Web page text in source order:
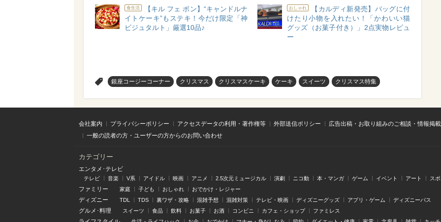
食生活
【キル フェ ボン】“キャンドルナ
イトケーキ”もステキ！今だけ限定「神
ビジュタルト」厳選10品♪
おしゃれ
【カルディ新発売】バッグに付
けたり小物を入れたい！「かわいい猫
グッズ（お菓子付き）」2点実物レビュ
ー
銀座コージーコーナー クリスマス クリスマスケーキ ケーキ スイーツ クリスマス特集
会社案内 プライバシーポリシー アクセスデータの利用・著作権等 外部送信ポリシー
広告出稿・お取り組みのご相談・情報掲
一般の読者の方・ユーザーの方からのお問い合わせ
カテゴリー
エンタメ･テレビ
テレビ 音楽 V系 アイドル 映画 アニメ 2.5次元ミュージカル 演劇 ニコ動 本・マンガ ゲーム イベント アート ス
ファミリー 家庭 子ども おしゃれ おでかけ・レジャー
ディズニー TDL TDS 裏ワザ・攻略 混雑予想 混雑対策 テレビ・映画 ディズニーグッズ アプリ・ゲーム ディズニーパス
グルメ･料理 スイーツ 食品 飲料 お菓子 お酒 コンビニ カフェ・ショップ ファミレス